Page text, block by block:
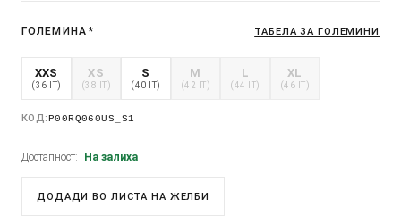
ГОЛЕМИНА * ТАБЕЛА ЗА ГОЛЕМИНИ
XXS
(36 IT)
XS
(38 IT)
S
(40 IT)
M
(42 IT)
L
(44 IT)
XL
(46 IT)
КОД: P00RQ060US_S1
Достапност: На залиха
ДОДАДИ ВО ЛИСТА НА ЖЕЛБИ